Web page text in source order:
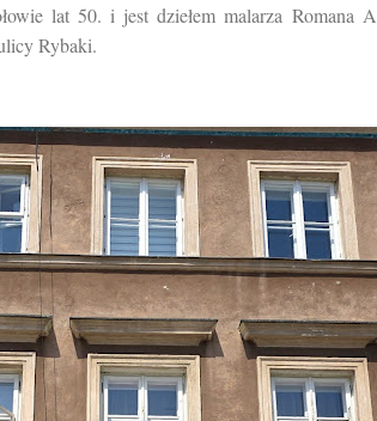
lat 50. i jest dziełem malarza Romana
Rybaki.